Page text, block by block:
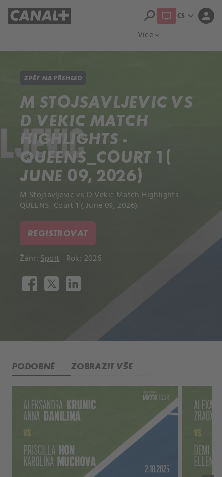
Více expand_more
search CS expand_more person
ZPĚT NA PŘEHLED
M STOJSAVLJEVIC VS
D VEKIC MATCH
HIGHLIGHTS -
QUEENS_COURT 1 (
JUNE 09, 2026)
M Stojsavljevic vs D Vekic Match Highlights -
QUEENS_Court 1 ( June 09, 2026).
REGISTROVAT
Žánr:Sport Rok: 2026
PODOBNÉ ZOBRAZIT VŠE